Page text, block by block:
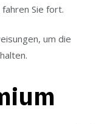
fahren Sie fort.
um die